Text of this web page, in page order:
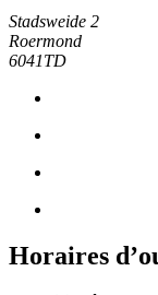
Stadsweide 2
Roermond
6041TD
Horaires